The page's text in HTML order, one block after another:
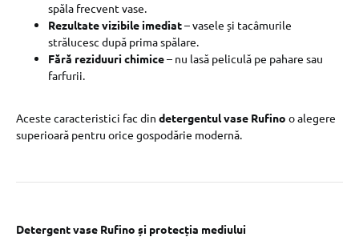
spăla frecvent vase.
Rezultate vizibile imediat– vasele și tacâmurile
strălucesc după prima spălare.
Fără reziduuri chimice– nu lasă peliculă pe pahare sau
farfurii.
Aceste caracteristici fac din detergentul vase Rufino o alegere
superioară pentru orice gospodărie modernă.
Detergent vase Rufino și protecția mediului